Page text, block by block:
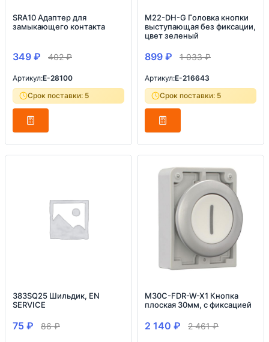
SRA10 Адаптер для
замыкающего контакта
349 ₽ 402₽
Артикул:E-28100
Срок поставки: 5
M22-DH-G Головка кнопки
выступающая без фиксации,
цвет зеленый
899 ₽ 1 033₽
Артикул:E-216643
Срок поставки: 5
383SQ25 Шильдик, EN
SERVICE
75 ₽ 86₽
M30C-FDR-W-X1 Кнопка
плоская 30мм, с фиксацией
2 140 ₽ 2 461₽